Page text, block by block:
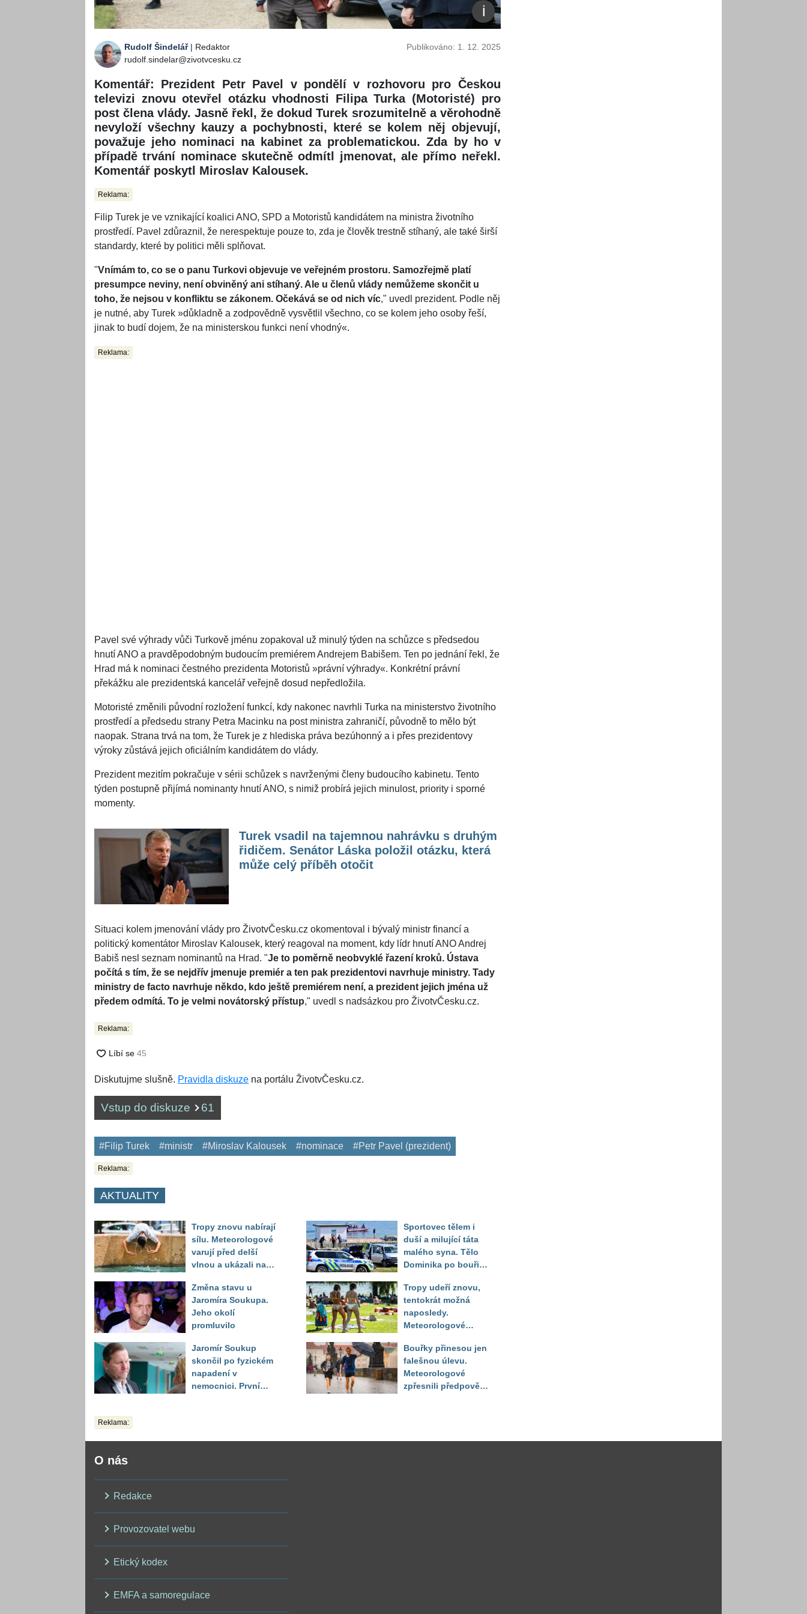
Rudolf Šindelář| Redaktor
rudolf.sindelar@zivotvcesku.cz
Publikováno: 1. 12. 2025
Komentář: Prezident Petr Pavel v pondělí v rozhovoru pro Českou
televizi znovu otevřel otázku vhodnosti Filipa Turka (Motoristé) pro
post člena vlády. Jasně řekl, že dokud Turek srozumitelně a věrohodně
nevyloží všechny kauzy a pochybnosti, které se kolem něj objevují,
považuje jeho nominaci na kabinet za problematickou. Zda by ho v
případě trvání nominace skutečně odmítl jmenovat, ale přímo neřekl.
Komentář poskytl Miroslav Kalousek.
Reklama:
Filip Turek je ve vznikající koalici ANO, SPD a Motoristů kandidátem na ministra životního
prostředí. Pavel zdůraznil, že nerespektuje pouze to, zda je člověk trestně stíhaný, ale také širší
standardy, které by politici měli splňovat.
"Vnímám to, co se o panu Turkovi objevuje ve veřejném prostoru. Samozřejmě platí
presumpce neviny, není obviněný ani stíhaný. Ale u členů vlády nemůžeme skončit u
toho, že nejsou v konfliktu se zákonem. Očekává se od nich víc," uvedl prezident. Podle něj
je nutné, aby Turek »důkladně a zodpovědně vysvětlil všechno, co se kolem jeho osoby řeší,
jinak to budí dojem, že na ministerskou funkci není vhodný«.
Reklama:
Pavel své výhrady vůči Turkově jménu zopakoval už minulý týden na schůzce s předsedou
hnutí ANO a pravděpodobným budoucím premiérem Andrejem Babišem. Ten po jednání řekl, že
Hrad má k nominaci čestného prezidenta Motoristů »právní výhrady«. Konkrétní právní
překážku ale prezidentská kancelář veřejně dosud nepředložila.
Motoristé změnili původní rozložení funkcí, kdy nakonec navrhli Turka na ministerstvo životního
prostředí a předsedu strany Petra Macinku na post ministra zahraničí, původně to mělo být
naopak. Strana trvá na tom, že Turek je z hlediska práva bezúhonný a i přes prezidentovy
výroky zůstává jejich oficiálním kandidátem do vlády.
Prezident mezitím pokračuje v sérii schůzek s navrženými členy budoucího kabinetu. Tento
týden postupně přijímá nominanty hnutí ANO, s nimiž probírá jejich minulost, priority i sporné
momenty.
Turek vsadil na tajemnou nahrávku s druhým
řidičem. Senátor Láska položil otázku, která
může celý příběh otočit
Situaci kolem jmenování vlády pro ŽivotvČesku.cz okomentoval i bývalý ministr financí a
politický komentátor Miroslav Kalousek, který reagoval na moment, kdy lídr hnutí ANO Andrej
Babiš nesl seznam nominantů na Hrad. "Je to poměrně neobvyklé řazení kroků. Ústava
počítá s tím, že se nejdřív jmenuje premiér a ten pak prezidentovi navrhuje ministry. Tady
ministry de facto navrhuje někdo, kdo ještě premiérem není, a prezident jejich jména už
předem odmítá. To je velmi novátorský přístup," uvedl s nadsázkou pro ŽivotvČesku.cz.
Reklama:
Diskutujme slušně. Pravidla diskuze na portálu ŽivotvČesku.cz.
Vstup do diskuze 61
#Filip Turek #ministr #Miroslav Kalousek #nominace #Petr Pavel (prezident)
Reklama:
AKTUALITY
Tropy znovu nabírají
sílu. Meteorologové
varují před delší
vlnou a ukázali na
bude nejhorší
Změna stavu u
Jaromíra Soukupa.
Jeho okolí
promluvilo
Jaromír Soukup
skončil po fyzickém
napadení v
nemocnici. První
Sportovec tělem i
duší a milující táta
malého syna. Tělo
Dominika po bouři
až druhý den
Tropy udeří znovu,
tentokrát možná
naposledy.
Meteorologové
do září
Bouřky přinesou jen
falešnou úlevu.
Meteorologové
zpřesnili předpověď
Reklama:
O nás
Redakce
Provozovatel webu
Etický kodex
EMFA a samoregulace